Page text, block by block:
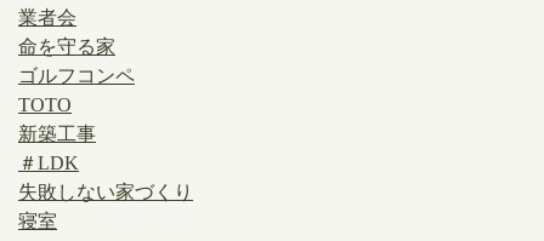
業者会
命を守る家
ゴルフコンペ
TOTO
新築工事
＃LDK
失敗しない家づくり
寝室